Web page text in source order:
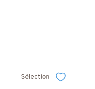
Sélection Sélectionner